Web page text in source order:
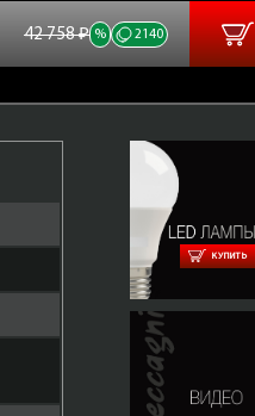
42 758 ₽ % 2140
КУПИТЬ